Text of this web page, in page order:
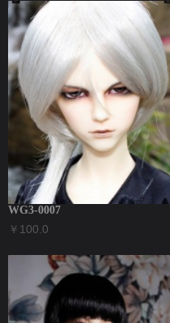
WG3-0007
￥100.0